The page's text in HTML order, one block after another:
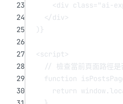
23
<div class="ai-
24
</div>
25
)}
26
27
<script>
28
// 檢查當前頁面路徑
29
function
30
return